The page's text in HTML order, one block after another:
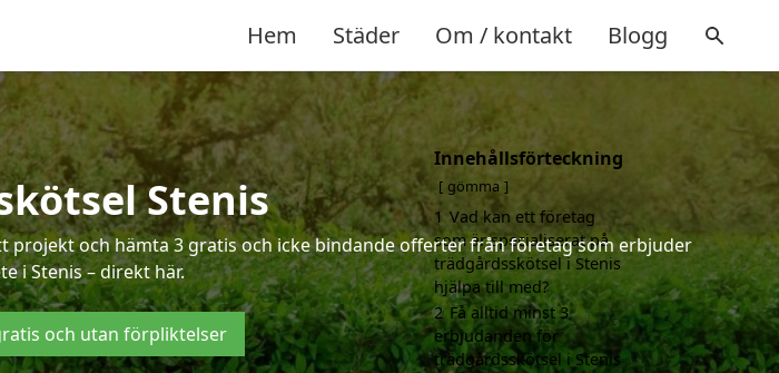
Hem Städer Om / kontakt Blogg
Stenis
projekt och hämta 3 gratis och icke bindande offerter från företag som erbjuder
i Stenis – direkt här.
och utan förpliktelser
Innehållsförteckning
gömma
1 Vad kan ett företag
som är specialiserat på
trädgårdsskötsel i Stenis
hjälpa till med?
2 Få alltid minst 3
erbjudanden för
trädgårdsskötsel i Stenis